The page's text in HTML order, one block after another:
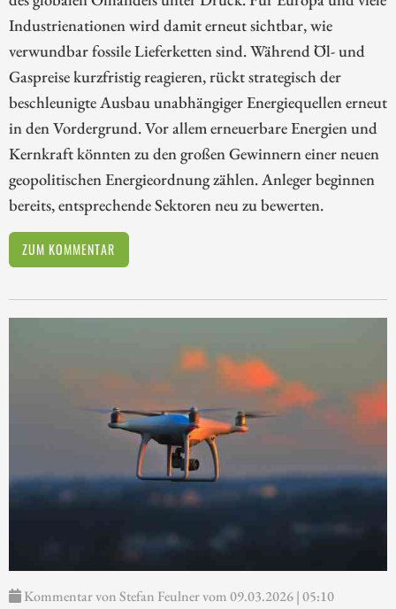
Industrienationen wird damit erneut sichtbar, wie
verwundbar fossile Lieferketten sind. Während Öl- und
Gaspreise kurzfristig reagieren, rückt strategisch der
beschleunigte Ausbau unabhängiger Energiequellen erneut
in den Vordergrund. Vor allem erneuerbare Energien und
Kernkraft könnten zu den großen Gewinnern einer neuen
geopolitischen Energieordnung zählen. Anleger beginnen
bereits, entsprechende Sektoren neu zu bewerten.
ZUM KOMMENTAR
Kommentar von Stefan Feulner vom 09.03.2026 | 05:10